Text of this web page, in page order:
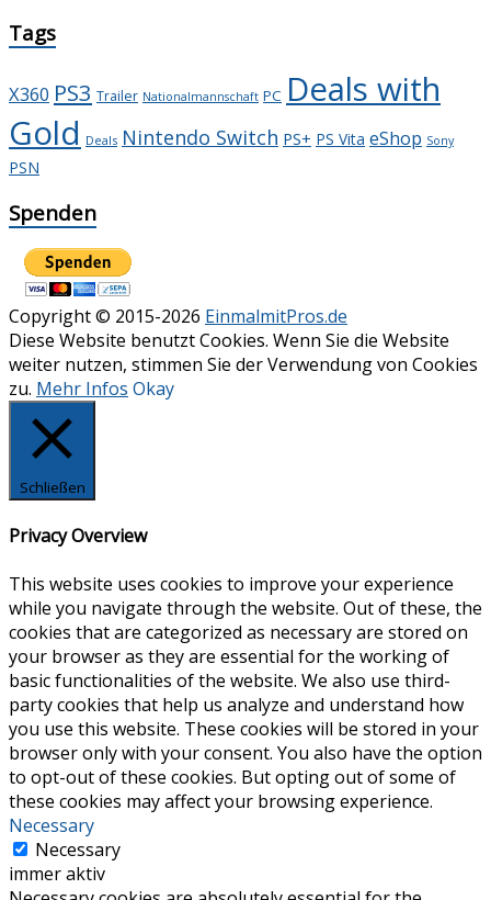
Tags
X360 PS3 Trailer Nationalmannschaft PC Deals with
Gold Deals Nintendo Switch PS+ PS Vita eShop Sony
PSN
Spenden
Copyright © 2015-2026 EinmalmitPros.de
Diese Website benutzt Cookies. Wenn Sie die Website
weiter nutzen, stimmen Sie der Verwendung von Cookies
zu. Mehr Infos Okay
Schließen
Privacy Overview
This website uses cookies to improve your experience
while you navigate through the website. Out of these, the
cookies that are categorized as necessary are stored on
your browser as they are essential for the working of
basic functionalities of the website. We also use third-
party cookies that help us analyze and understand how
you use this website. These cookies will be stored in your
browser only with your consent. You also have the option
to opt-out of these cookies. But opting out of some of
these cookies may affect your browsing experience.
Necessary
Necessary
immer aktiv